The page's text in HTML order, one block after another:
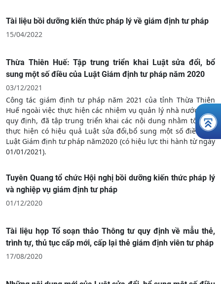
Tài liệu bồi dưỡng kiến thức pháp lý về giám định tư pháp
15/04/2022
Thừa Thiên Huế: Tập trung triển khai Luật sửa đổi, bổ
sung một số điều của Luật Giám định tư pháp năm 2020
03/12/2021
Công tác giám định tư pháp năm 2021 của tỉnh Thừa Thiên
Huế ngoài việc thực hiện các nhiệm vụ quản lý nhà nước theo
quy định, đã tập trung triển khai các nội dung nhằm tổ chức
thực hiện có hiệu quả Luật sửa đổi,bổ sung một số điều của
Luật Giám định tư pháp năm2020 (có hiệu lực thi hành từ ngày
01/01/2021).
Tuyên Quang tổ chức Hội nghị bồi dưỡng kiến thức pháp lý
và nghiệp vụ giám định tư pháp
01/12/2020
Tài liệu họp Tổ soạn thảo Thông tư quy định về mẫu thẻ,
trình tự, thủ tục cấp mới, cấp lại thẻ giám định viên tư pháp
17/08/2020